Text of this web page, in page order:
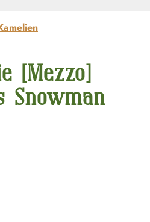
[Mezzo]
Snowman